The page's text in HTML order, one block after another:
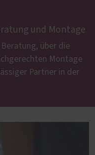
und Montage
über die
Montage
Partner in der